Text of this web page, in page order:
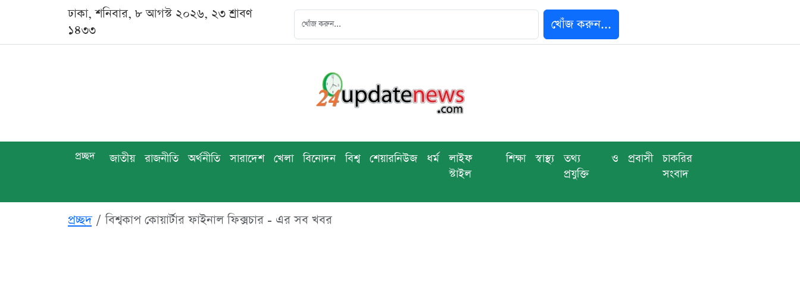
ঢাকা, শনিবার, ৮ আগস্ট ২০২৬, ২৩ শ্রাবণ
১৪৩৩
খোঁজ করুন...
প্রচ্ছদ জাতীয় রাজনীতি অর্থনীতি সারাদেশ খেলা বিনোদন বিশ্ব শেয়ারনিউজ ধর্ম
লাইফ
স্টাইল
শিক্ষা স্বাস্থ্য
তথ্য ও
প্রযুক্তি
প্রবাসী
চাকরির
সংবাদ
প্রচ্ছদ বিশ্বকাপ কোয়ার্টার ফাইনাল ফিক্সচার - এর সব খবর